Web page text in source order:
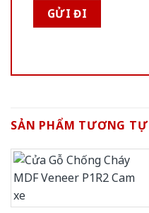
SẢN PHẨM TƯƠNG TỰ